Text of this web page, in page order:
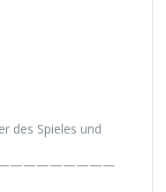
des Spieles und